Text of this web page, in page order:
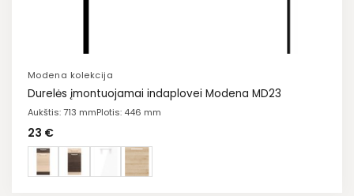
Modena kolekcija
Durelės įmontuojamai indaplovei Modena MD23
Aukštis: 713 mmPlotis: 446 mm
23 €